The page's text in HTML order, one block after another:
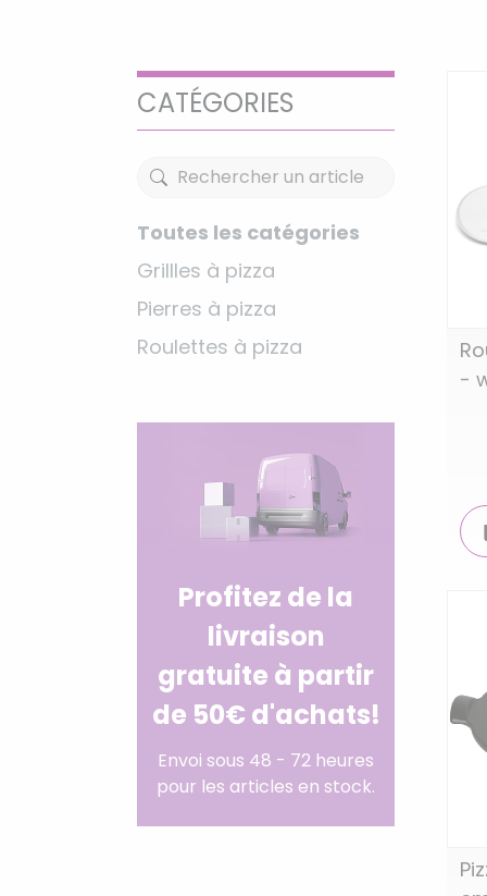
CATÉGORIES
Toutes les catégories
Grillles à pizza
Pierres à pizza
Roulettes à pizza
Profitez de la
livraison
gratuite à partir
de 50€ d'achats!
Envoi sous 48 - 72 heures
pour les articles en stock.
-